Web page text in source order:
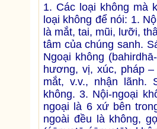
1. Các loại không mà
loại không để nói: 1.
là mắt, tai, mũi, lưỡi,
tâm của chúng sanh.
Ngoại không
hương, vị, xúc, pháp
mắt, v.v., nhận lãnh.
không. 3. Nội-ngoại
ngoại là 6 xứ bên
ngoài đều là không,